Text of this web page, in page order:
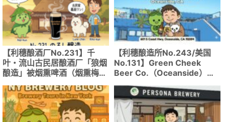
【利穗酿酒厂No.231】千
叶・流山古民居酿酒厂「狼烟
酿造」被烟熏啤酒（烟熏梅尔
【利穗酿造所No.243/美国
No.131】Green Cheek
Beer Co.（Oceanside）｜
GABF2024金奖啤酒！